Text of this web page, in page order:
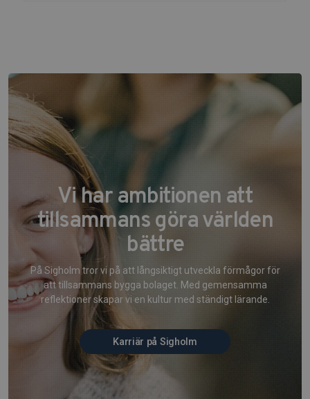
Vi har ambitionen att
tillsammans göra världen
bättre
På Sigholm tror vi på att långsiktigt utveckla förmågor för
att tillsammans bygga bolaget. Med gemensamma
reflektioner skapar vi en kultur med ständigt lärande.
Karriär på Sigholm